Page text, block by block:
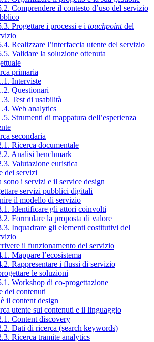
Comprendere il contesto d’uso del servizio
Progettare i processi e i touchpointdel
Realizzare l’interfaccia utente del servizio
Validare la soluzione ottenuta
primaria
Interviste
Questionari
Test di usabilità
Web analytics
Strumenti di mappatura dell’esperienza
secondaria
Ricerca documentale
Analisi benchmark
Valutazione euristica
dei servizi
sono i servizi e il service design
servizi pubblici digitali
il modello di servizio
Identificare gli attori coinvolti
Formulare la proposta di valore
Inquadrare gli elementi costitutivi del
il funzionamento del servizio
Mappare l’ecosistema
Rappresentare i flussi di servizio
le soluzioni
Workshop di co-progettazione
dei contenuti
il content design
utente sui contenuti e il linguaggio
Content discovery
Dati di ricerca (search keywords)
Ricerca tramite analytics